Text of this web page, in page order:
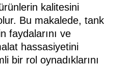
kalitesini
Bu makalede, tank
faydalarını ve
hassasiyetini
bir rol oynadıklarını